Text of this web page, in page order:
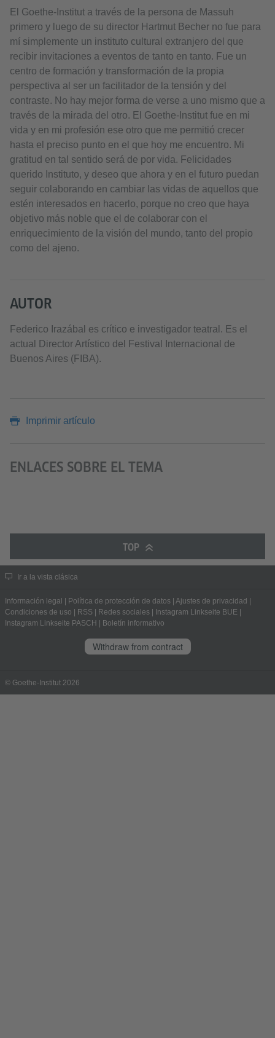
El Goethe-Institut a través de la persona de Massuh
primero y luego de su director Hartmut Becher no fue para
mí simplemente un instituto cultural extranjero del que
recibir invitaciones a eventos de tanto en tanto. Fue un
centro de formación y transformación de la propia
perspectiva al ser un facilitador de la tensión y del
contraste. No hay mejor forma de verse a uno mismo que a
través de la mirada del otro. El Goethe-Institut fue en mi
vida y en mi profesión ese otro que me permitió crecer
hasta el preciso punto en el que hoy me encuentro. Mi
gratitud en tal sentido será de por vida. Felicidades
querido Instituto, y deseo que ahora y en el futuro puedan
seguir colaborando en cambiar las vidas de aquellos que
estén interesados en hacerlo, porque no creo que haya
objetivo más noble que el de colaborar con el
enriquecimiento de la visión del mundo, tanto del propio
como del ajeno.
AUTOR
Federico Irazábal es crítico e investigador teatral. Es el
actual Director Artístico del Festival Internacional de
Buenos Aires (FIBA).
Imprimir artículo
ENLACES SOBRE EL TEMA
TOP
Ir a la vista clásica
Información legal Política de protección de datos Ajustes de privacidad
Condiciones de uso
RSS Redes sociales Instagram Linkseite BUE
Instagram Linkseite PASCH
Boletín informativo
Withdraw from contract
© Goethe-Institut 2026